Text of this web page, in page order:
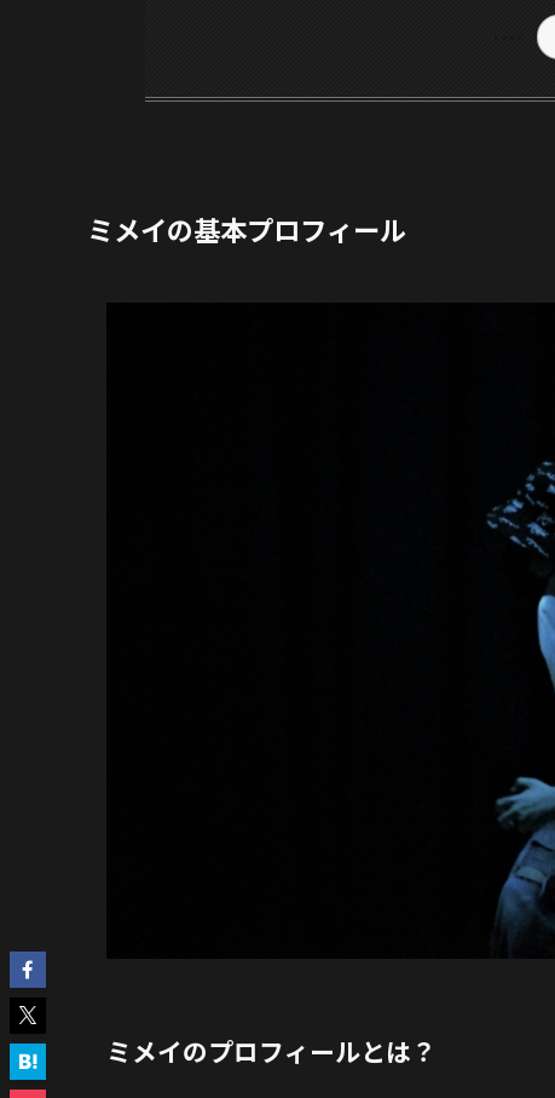
ミメイの基本プロフィール
ミメイのプロフィールとは？